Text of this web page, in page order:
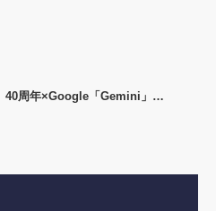
40周年×Google「Gemini」…